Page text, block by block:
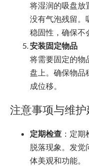
将湿润的吸盘放
没有气泡残留。
稳固性，确保不
安装固定物品
将需要固定的物
盘上。确保物品
成位移。
注意事项与维护
定期检查 ：定
脱落现象。发觉
体美观和功能。